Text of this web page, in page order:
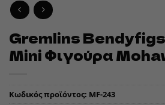
Gremlins
Mini Φιγούρα
Κωδικός προϊόντος: MF-243